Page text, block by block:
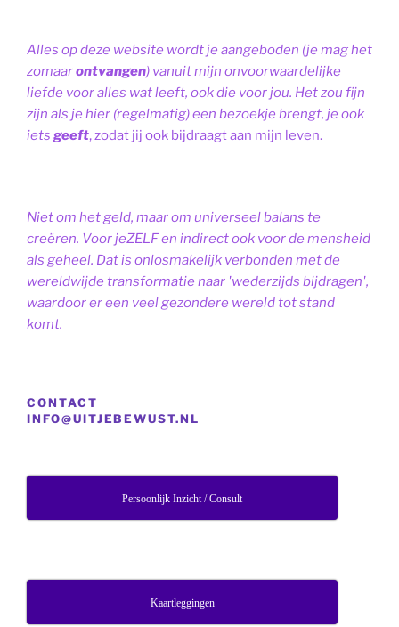
Alles op deze website wordt je aangeboden (je mag het
zomaarontvangen) vanuit mijn onvoorwaardelijke
liefde voor alles wat leeft, ook die voor jou. Het zou fijn
zijn als je hier (regelmatig) een bezoekje brengt, je ook
iets geeft, zodat jij ook bijdraagt aan mijn leven.
Niet om het geld, maar om universeel balans te
creëren. Voor jeZELF en indirect ook voor de mensheid
als geheel. Dat is onlosmakelijk verbonden met de
wereldwijde transformatie naar 'wederzijds bijdragen',
waardoor er een veel gezondere wereld tot stand
komt.
CONTACT
INFO@UITJEBEWUST.NL
Persoonlijk Inzicht / Consult
Kaartleggingen